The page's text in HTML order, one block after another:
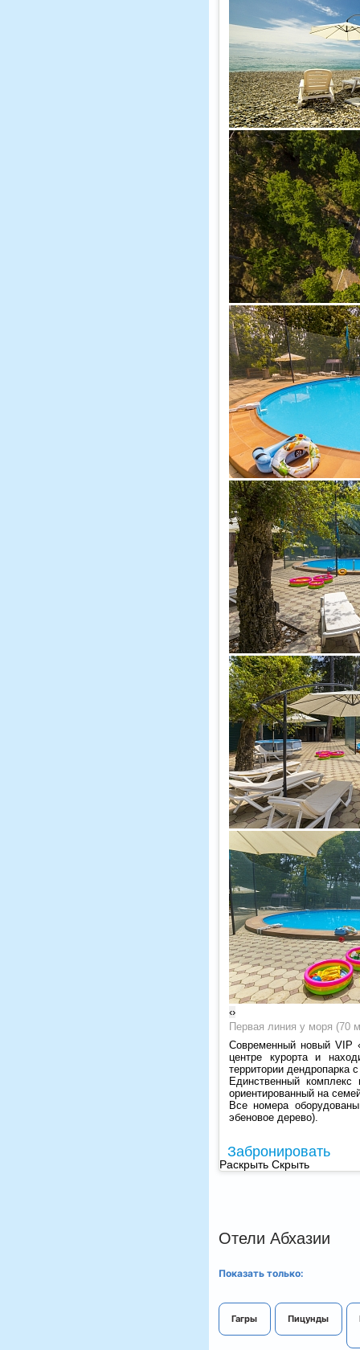
‹›
Первая линия у моря (70
Современный новый VIP
центре курорта и
территории дендропарка
Единственный
ориентированный на
Все номера
эбеновое дерево).
Забронировать
Раскрыть Скрыть
Отели Абхазии
Показать только:
Гагры Пицунды